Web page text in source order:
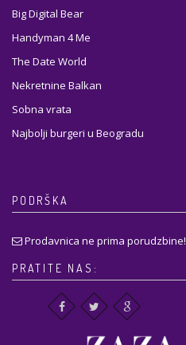
Big Digital Bear
Handyman 4 Me
The Date World
Nekretnine Balkan
Sobna vrata
Najbolji burgeri u Beogradu
PODRŠKA
Prodavnica ne prima porudzbine!
PRATITE NAS: